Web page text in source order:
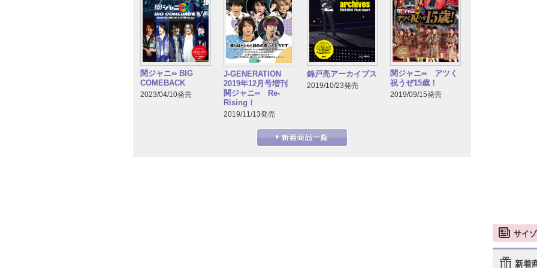
関ジャニ∞ BIG
COMEBACK
2023/04/10発売
J-GENERATION
2019年12月号増刊
関ジャニ∞ Re-
Rising！
2019/11/13発売
錦戸亮アーカイブス
2019/10/23発売
関ジャニ∞ アツく
祝うぜ15歳！
2019/09/15発売
サイ
新着